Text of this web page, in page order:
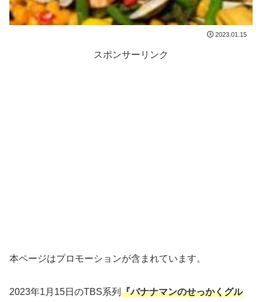
2023.01.15
スポンサーリンク
本ページはプロモーションが含まれています。
2023年1月15日のTBS系列 『バナナマンのせっかくグル